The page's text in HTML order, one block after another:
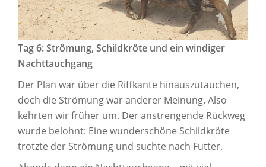
Tag 6: Strömung, Schildkröte und ein windiger
Nachttauchgang
Der Plan war über die Riffkante hinauszutauchen,
doch die Strömung war anderer Meinung. Also
kehrten wir früher um. Der anstrengende Rückweg
wurde belohnt: Eine wunderschöne Schildkröte
trotzte der Strömung und suchte nach Futter.